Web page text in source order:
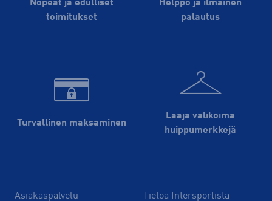
Nopeat ja edulliset
toimitukset
Helppo ja ilmainen
palautus
Turvallinen maksaminen
Laaja valikoima
huippu­merkkejä
Asiakaspalvelu
Tietoa Intersportista